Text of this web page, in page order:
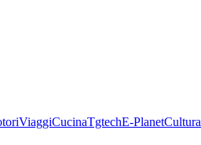
ViaggiCucinaTgtechE-PlanetCultura